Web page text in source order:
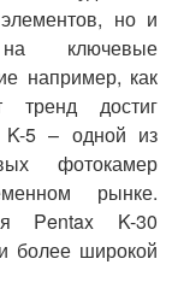
но и
ключевые
например, как
тренд достиг
K-5 – одной из
фотокамер
рынке.
Pentax K-30
более широкой